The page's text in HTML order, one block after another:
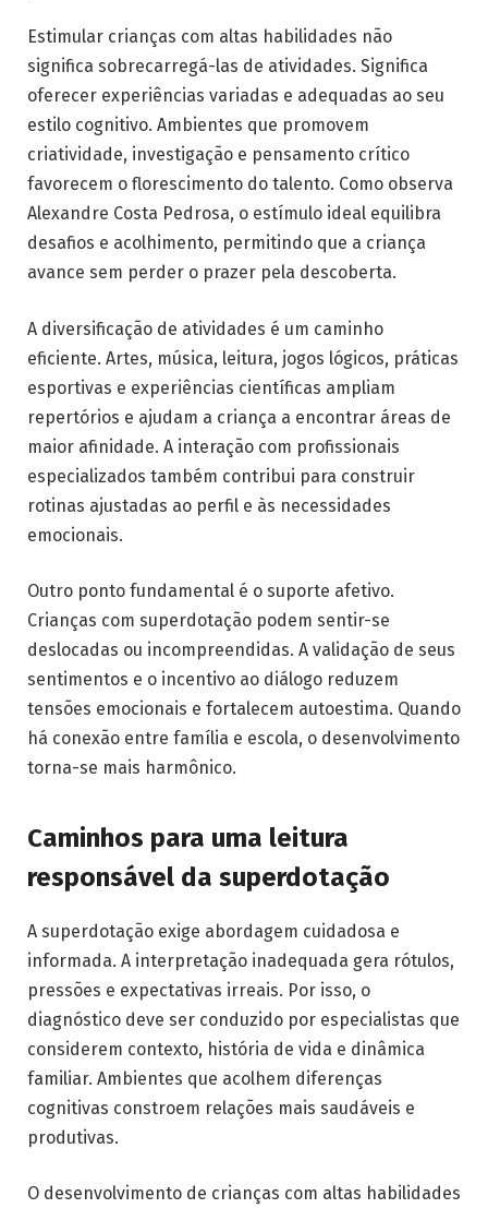
Estimular crianças com altas habilidades não
significa sobrecarregá-las de atividades. Significa
oferecer experiências variadas e adequadas ao seu
estilo cognitivo. Ambientes que promovem
criatividade, investigação e pensamento crítico
favorecem o florescimento do talento. Como observa
Alexandre Costa Pedrosa, o estímulo ideal equilibra
desafios e acolhimento, permitindo que a criança
avance sem perder o prazer pela descoberta.
A diversificação de atividades é um caminho
eficiente. Artes, música, leitura, jogos lógicos, práticas
esportivas e experiências científicas ampliam
repertórios e ajudam a criança a encontrar áreas de
maior afinidade. A interação com profissionais
especializados também contribui para construir
rotinas ajustadas ao perfil e às necessidades
emocionais.
Outro ponto fundamental é o suporte afetivo.
Crianças com superdotação podem sentir-se
deslocadas ou incompreendidas. A validação de seus
sentimentos e o incentivo ao diálogo reduzem
tensões emocionais e fortalecem autoestima. Quando
há conexão entre família e escola, o desenvolvimento
torna-se mais harmônico.
Caminhos para uma leitura
responsável da superdotação
A superdotação exige abordagem cuidadosa e
informada. A interpretação inadequada gera rótulos,
pressões e expectativas irreais. Por isso, o
diagnóstico deve ser conduzido por especialistas que
considerem contexto, história de vida e dinâmica
familiar. Ambientes que acolhem diferenças
cognitivas constroem relações mais saudáveis e
produtivas.
O desenvolvimento de crianças com altas habilidades